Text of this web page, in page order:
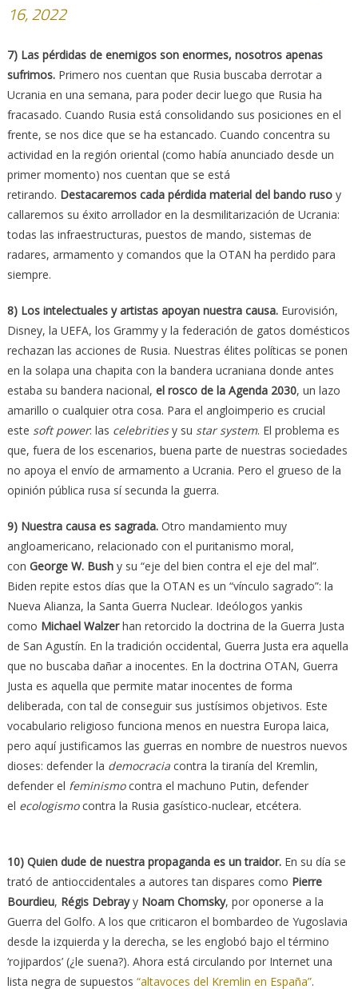
16, 2022
7) Las pérdidas de enemigos son enormes, nosotros apenas
sufrimos.Primero nos cuentan que Rusia buscaba derrotar a
Ucrania en una semana, para poder decir luego que Rusia ha
fracasado. Cuando Rusia está consolidando sus posiciones en el
frente, se nos dice que se ha estancado. Cuando concentra su
actividad en la región oriental (como había anunciado desde un
primer momento) nos cuentan que se está
retirando. Destacaremos cada pérdida material del bando ruso y
callaremos su éxito arrollador en la desmilitarización de Ucrania:
todas las infraestructuras, puestos de mando, sistemas de
radares, armamento y comandos que la OTAN ha perdido para
siempre.
8) Los intelectuales y artistas apoyan nuestra causa.Eurovisión,
Disney, la UEFA, los Grammy y la federación de gatos domésticos
rechazan las acciones de Rusia. Nuestras élites políticas se ponen
en la solapa una chapita con la bandera ucraniana donde antes
estaba su bandera nacional, el rosco de la Agenda 2030, un lazo
amarillo o cualquier otra cosa. Para el angloimperio es crucial
este soft power: las celebritiesy su star system. El problema es
que, fuera de los escenarios, buena parte de nuestras sociedades
no apoya el envío de armamento a Ucrania. Pero el grueso de la
opinión pública rusa sí secunda la guerra.
9) Nuestra causa es sagrada.Otro mandamiento muy
angloamericano, relacionado con el puritanismo moral,
con George W. Bushy su “eje del bien contra el eje del mal”.
Biden repite estos días que la OTAN es un “vínculo sagrado”: la
Nueva Alianza, la Santa Guerra Nuclear. Ideólogos yankis
como Michael Walzerhan retorcido la doctrina de la Guerra Justa
de San Agustín. En la tradición occidental, Guerra Justa era aquella
que no buscaba dañar a inocentes. En la doctrina OTAN, Guerra
Justa es aquella que permite matar inocentes de forma
deliberada, con tal de conseguir sus justísimos objetivos. Este
vocabulario religioso funciona menos en nuestra Europa laica,
pero aquí justificamos las guerras en nombre de nuestros nuevos
dioses: defender la democraciacontra la tiranía del Kremlin,
defender el feminismocontra el machuno Putin, defender
el ecologismocontra la Rusia gasístico-nuclear, etcétera.
10) Quien dude de nuestra propaganda es un traidor. En su día se
trató de antioccidentales a autores tan dispares como Pierre
Bourdieu, Régis Debrayy Noam Chomsky, por oponerse a la
Guerra del Golfo. A los que criticaron el bombardeo de Yugoslavia
desde la izquierda y la derecha, se les englobó bajo el término
‘rojipardos’ (¿le suena?). Ahora está circulando por Internet una
lista negra de supuestos “altavoces del Kremlin en España”.